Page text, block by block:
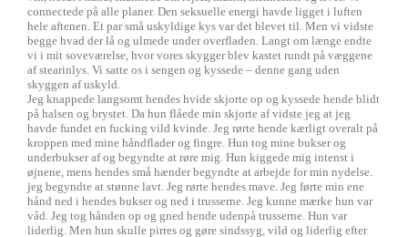
connectede på alle planer. Den seksuelle energi havde ligget i luften
hele aftenen. Et par små uskyldige kys var det blevet til. Men vi vidste
begge hvad der lå og ulmede under overfladen. Langt om længe endte
vi i mit soveværelse, hvor vores skygger blev kastet rundt på væggene
af stearinlys. Vi satte os i sengen og kyssede – denne gang uden
skyggen af uskyld.
Jeg knappede langsomt hendes hvide skjorte op og kyssede hende blidt
på halsen og brystet. Da hun flåede min skjorte af vidste jeg at jeg
havde fundet en fucking vild kvinde. Jeg rørte hende kærligt overalt på
kroppen med mine håndflader og fingre. Hun tog mine bukser og
underbukser af og begyndte at røre mig. Hun kiggede mig intenst i
øjnene, mens hendes små hænder begyndte at arbejde for min nydelse.
jeg begyndte at stønne lavt. Jeg rørte hendes mave. Jeg førte min ene
hånd ned i hendes bukser og ned i trusserne. Jeg kunne mærke hun var
våd. Jeg tog hånden op og gned hende udenpå trusserne. Hun var
liderlig. Men hun skulle pirres og gøre sindssyg, vild og liderlig efter